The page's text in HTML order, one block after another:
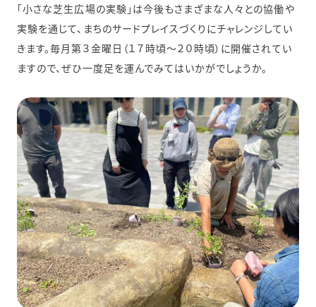
「小さな芝生広場の実験」は今後もさまざまな人々との協働や
実験を通じて、まちのサードプレイスづくりにチャレンジしてい
きます。毎月第３金曜日（１７時頃～２０時頃）に開催されてい
ますので、ぜひ一度足を運んでみてはいかがでしょうか。